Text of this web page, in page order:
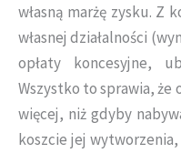
własną marżę zysku. Z
własnej działalności
opłaty koncesyjne,
Wszystko to sprawia, że
więcej, niż gdyby
koszcie jej